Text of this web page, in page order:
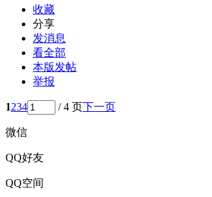
收藏
分享
发消息
看全部
本版发帖
举报
1234 / 4 页下一页
微信
QQ好友
QQ空间